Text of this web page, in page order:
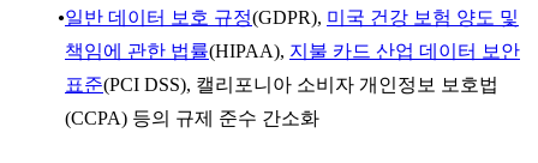
일반 데이터 보호 규정(GDPR), 미국 건강 보험 양도 및
책임에 관한 법률(HIPAA), 지불 카드 산업 데이터 보안
표준(PCI DSS), 캘리포니아 소비자 개인정보 보호법
(CCPA) 등의 규제 준수 간소화